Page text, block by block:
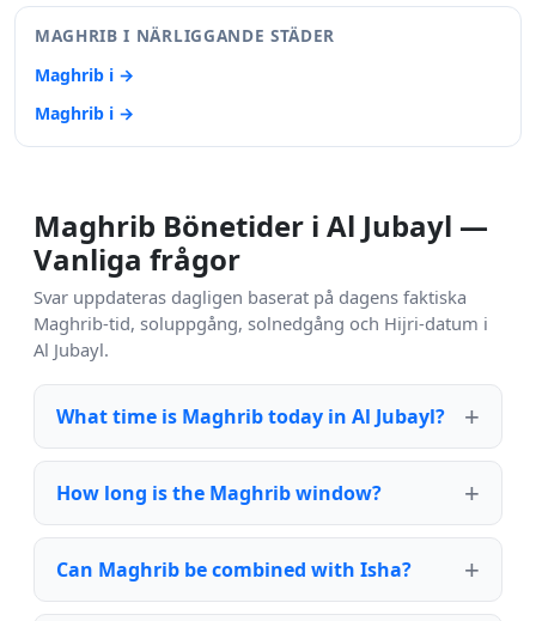
MAGHRIB I NÄRLIGGANDE STÄDER
Maghrib i →
Maghrib i →
Maghrib Bönetider i Al Jubayl —
Vanliga frågor
Svar uppdateras dagligen baserat på dagens faktiska
Maghrib-tid, soluppgång, solnedgång och Hijri-datum i
Al Jubayl.
What time is Maghrib today in Al Jubayl?
How long is the Maghrib window?
Can Maghrib be combined with Isha?